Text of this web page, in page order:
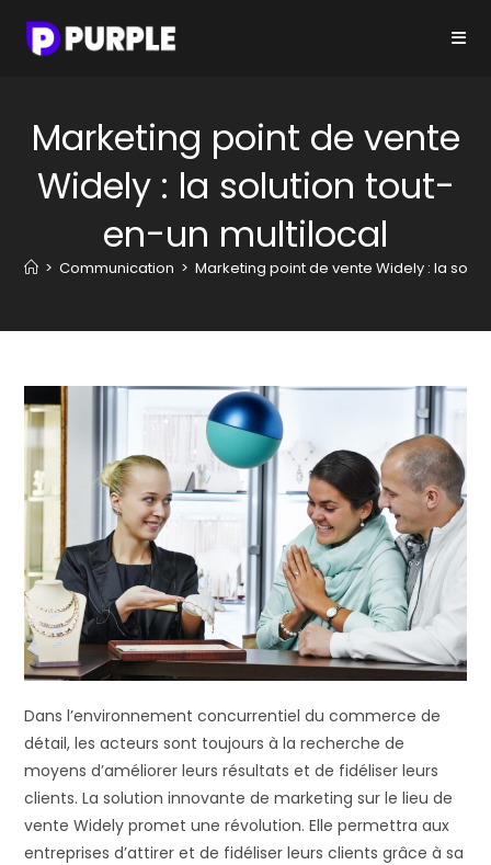
Marketing point de vente
Widely : la solution tout-
en-un multilocal
> Communication > Marketing point de vente Widely : la
Dans l’environnement concurrentiel du commerce de
détail, les acteurs sont toujours à la recherche de
moyens d’améliorer leurs résultats et de fidéliser leurs
clients. La solution innovante de marketing sur le lieu de
vente Widely promet une révolution. Elle permettra aux
entreprises d’attirer et de fidéliser leurs clients grâce à sa